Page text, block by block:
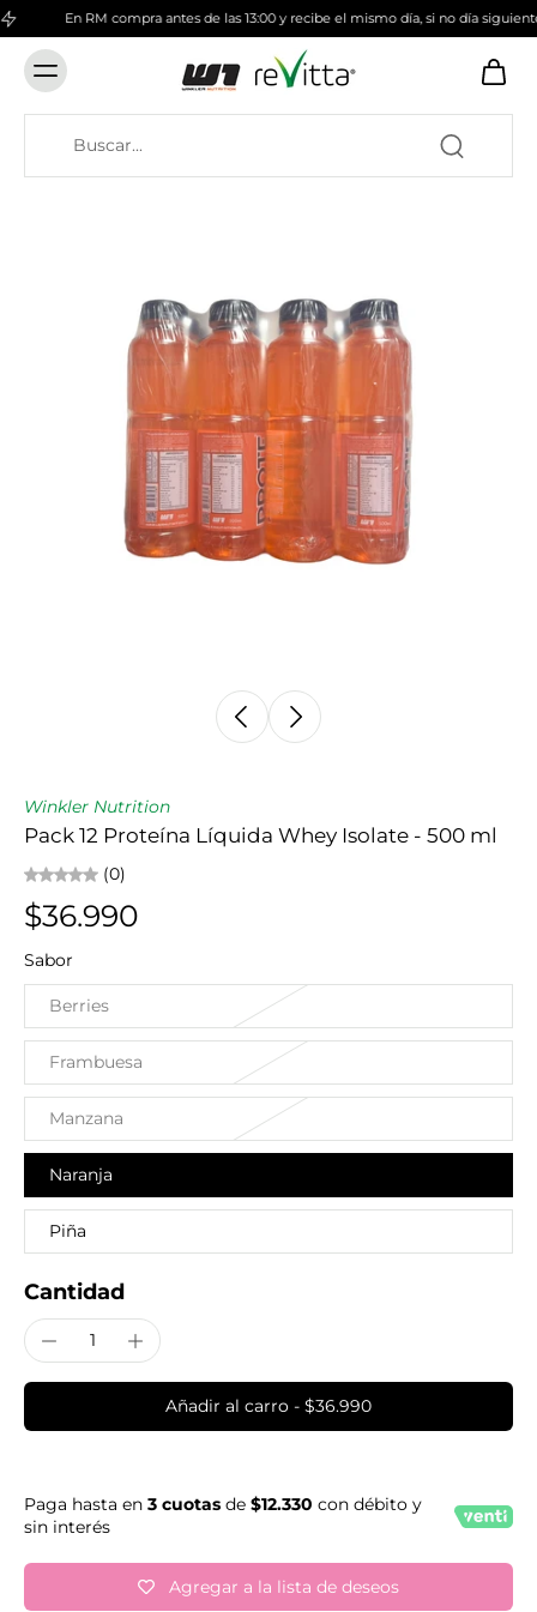
En RM compra antes de las 13:00 y recibe el mismo día, si no día siguiente
Winkler Nutrition
Pack 12 Proteína Líquida Whey Isolate - 500 ml
(0)
$36.990
Sabor
Berries
Frambuesa
Manzana
Naranja
Piña
Cantidad
Añadir al carro - $36.990
Paga hasta en 3 cuotas de $12.330 con débito y
sin interés
Agregar a la lista de deseos